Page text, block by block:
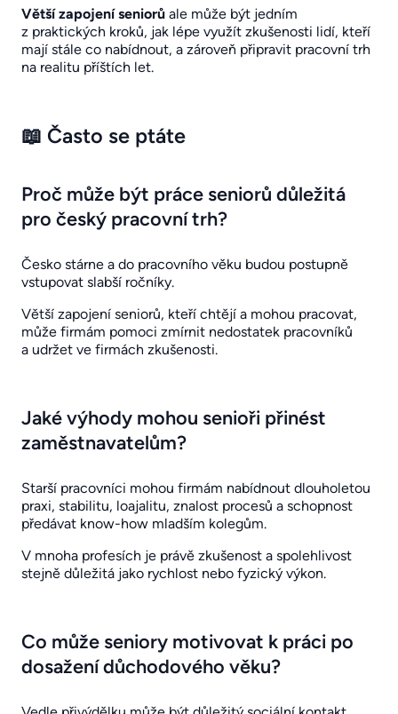
Větší zapojení seniorů ale může být jedním
z praktických kroků, jak lépe využít zkušenosti lidí, kteří
mají stále co nabídnout, a zároveň připravit pracovní trh
na realitu příštích let.
📖 Často se ptáte
Proč může být práce seniorů důležitá
pro český pracovní trh?
Česko stárne a do pracovního věku budou postupně
vstupovat slabší ročníky.
Větší zapojení seniorů, kteří chtějí a mohou pracovat,
může firmám pomoci zmírnit nedostatek pracovníků
a udržet ve firmách zkušenosti.
Jaké výhody mohou senioři přinést
zaměstnavatelům?
Starší pracovníci mohou firmám nabídnout dlouholetou
praxi, stabilitu, loajalitu, znalost procesů a schopnost
předávat know-how mladším kolegům.
V mnoha profesích je právě zkušenost a spolehlivost
stejně důležitá jako rychlost nebo fyzický výkon.
Co může seniory motivovat k práci po
dosažení důchodového věku?